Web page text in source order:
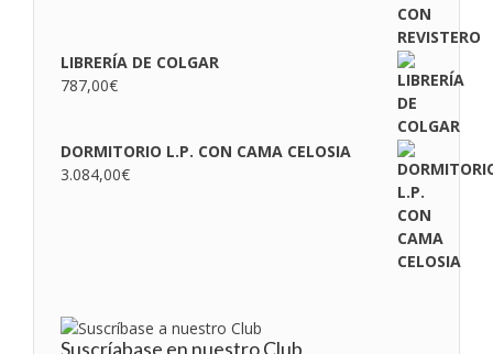
LIBRERÍA DE COLGAR
787,00€
DORMITORIO L.P. CON CAMA CELOSIA
3.084,00€
Suscríabase en nuestro Club